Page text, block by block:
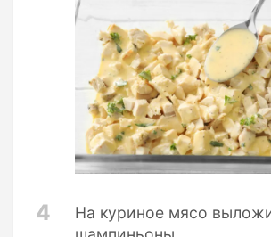
4
На куриное мясо